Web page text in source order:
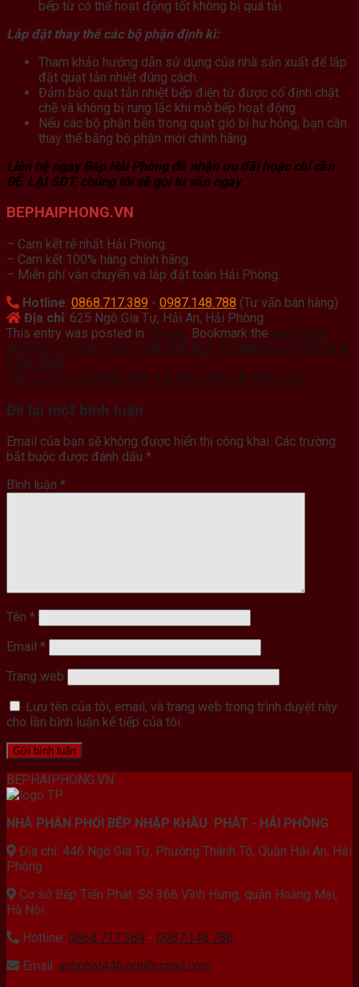
bếp từ có thể hoạt động tốt không bị quá tải.
Lắp đặt thay thế các bộ phận định kì:
Tham khảo hướng dẫn sử dụng của nhà sản xuất để lắp
đặt quạt tản nhiệt đúng cách.
Đảm bảo quạt tản nhiệt bếp điện từ được cố định chặt
chẽ và không bị rung lắc khi mở bếp hoạt động
Nếu các bộ phận bên trong quạt gió bị hư hỏng, bạn cần
thay thế bằng bộ phận mới chính hãng.
Liên hệ ngay Bếp Hải Phòng để nhận ưu đãi hoặc chỉ cần
ĐỂ LẠI SĐT, chúng tôi sẽ gọi tư vấn ngay
BEPHAIPHONG.VN
– Cam kết rẻ nhất Hải Phòng.
– Cam kết 100% hàng chính hãng.
– Miễn phí vận chuyển và lắp đặt toàn Hải Phòng.
Hotline: 0868.717.389 - 0987.148.788 (Tư vấn bán hàng)
Địa chỉ: 625 Ngô Gia Tự, Hải An, Hải Phòng
This entry was posted in Tin tức. Bookmark the permalink.
NHỮNG LỢI ÍCH TUYỆT VỜI CỦA BẾP TỪ MANG LẠI CHO GIA
ĐÌNH BẠN
CÁC LƯU Ý SỬ DỤNG BẾP TỪ AN TOÀN VÀ HIỆU QUẢ
Để lại một bình luận
Email của bạn sẽ không được hiển thị công khai. Các trường
bắt buộc được đánh dấu *
Bình luận *
Tên *
Email *
Trang web
Lưu tên của tôi, email, và trang web trong trình duyệt này
cho lần bình luận kế tiếp của tôi.
BEPHAIPHONG.VN
NHÀ PHÂN PHỐI BẾP NHẬP KHẨU PHÁT - HẢI PHÒNG
Địa chỉ: 446 Ngô Gia Tự, Phường Thành Tô, Quận Hải An, Hải
Phòng
Cơ sở Bếp Tiến Phát: Số 366 Vĩnh Hưng, quận Hoàng Mai,
Hà Nội
Hotline: 0868.717.389 - 0987.148.788
Email: anhphat446.ngt@gmail.com